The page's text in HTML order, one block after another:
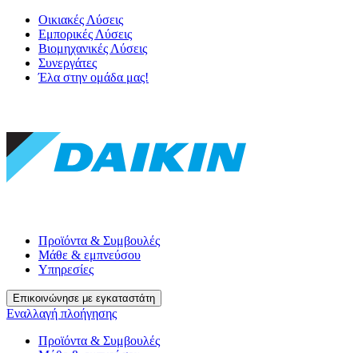
Οικιακές Λύσεις
Εμπορικές Λύσεις
Βιομηχανικές Λύσεις
Συνεργάτες
Έλα στην ομάδα μας!
Προϊόντα & Συμβουλές
Μάθε & εμπνεύσου
Υπηρεσίες
Επικοινώνησε με εγκαταστάτη
Εναλλαγή πλοήγησης
Προϊόντα & Συμβουλές